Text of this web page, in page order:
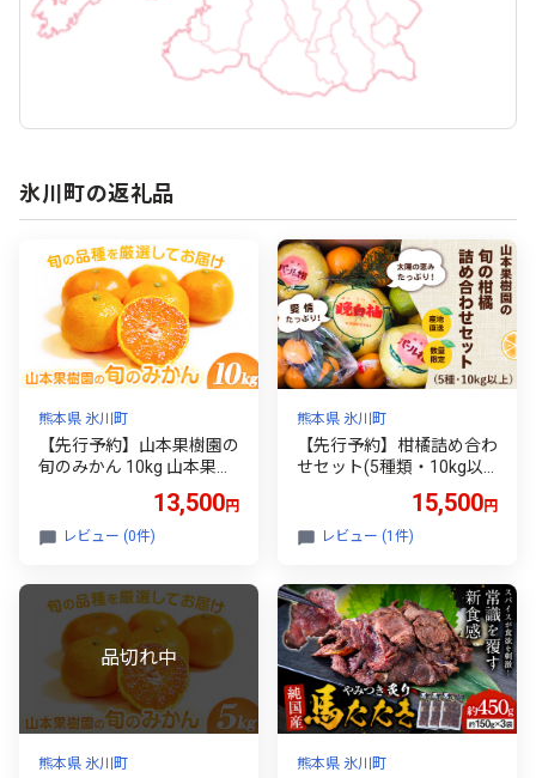
氷川町の返礼品
熊本県 氷川町
【先行予約】山本果樹園の
旬のみかん 10kg 山本果樹
荷》蜜柑 柑橘 ひのあかり
日南 豊福 肥後早生 青島
13,500円
レビュー (0件)
熊本県 氷川町
【先行予約】柑橘詰め合わ
せセット(5種類・10kg以
出荷》山本果樹園 果物 フ
ルーツ みかん
15,500円
レビュー (1件)
熊本県 氷川町 熊本県 氷川町